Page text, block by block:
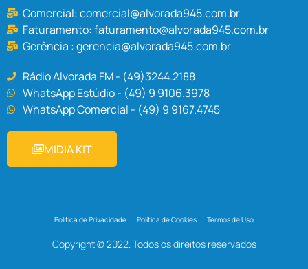
Comercial:comercial@alvorada945.com.br
Faturamento:faturamento@alvorada945.com.br
Gerência :gerencia@alvorada945.com.br
Rádio Alvorada FM - (49)3244.2188
WhatsApp Estúdio - (49) 9 9106.3978
WhatsApp Comercial - (49) 9 9167.4745
MIDIA KIT
Política de Privacidade Política de Cookies Termos de Uso
Copyright © 2022. Todos os direitos reservados